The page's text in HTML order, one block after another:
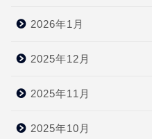
2026年1月
2025年12月
2025年11月
2025年10月